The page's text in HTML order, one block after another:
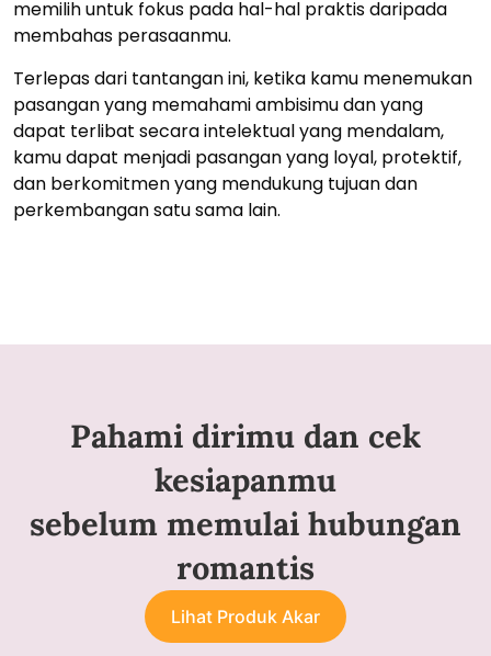
memilih untuk fokus pada hal-hal praktis daripada
membahas perasaanmu.
Terlepas dari tantangan ini, ketika kamu menemukan
pasangan yang memahami ambisimu dan yang
dapat terlibat secara intelektual yang mendalam,
kamu dapat menjadi pasangan yang loyal, protektif,
dan berkomitmen yang mendukung tujuan dan
perkembangan satu sama lain.
Pahami dirimu dan cek
kesiapanmu
sebelum memulai hubungan
romantis
Lihat Produk Akar